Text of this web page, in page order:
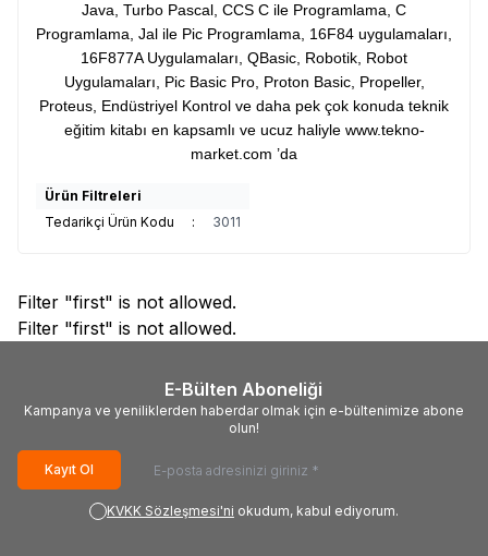
Java, Turbo Pascal, CCS C ile Programlama, C
Programlama, Jal ile Pic Programlama, 16F84 uygulamaları,
16F877A Uygulamaları, QBasic, Robotik, Robot
Uygulamaları, Pic Basic Pro, Proton Basic, Propeller,
Proteus, Endüstriyel Kontrol ve daha pek çok konuda teknik
eğitim kitabı en kapsamlı ve ucuz haliyle www.tekno-
market.com ’da
Ürün Filtreleri
Tedarikçi Ürün Kodu
: 3011
Filter "first" is not allowed.
Filter "first" is not allowed.
E-Bülten Aboneliği
Kampanya ve yeniliklerden haberdar olmak için e-bültenimize abone
olun!
Kayıt Ol
KVKK Sözleşmesi'ni okudum, kabul ediyorum.